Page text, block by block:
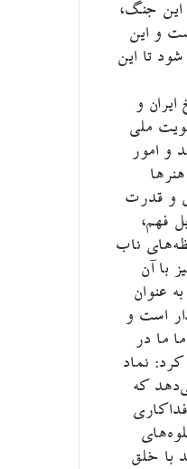
جنگ،
و این
تا این
و
ملی
و امور
و قدرت
فهم،
ناب
با آن
عنوان
است و
ما در
نماد
که
با خلق